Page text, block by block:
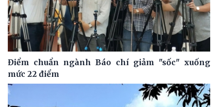
Điểm chuẩn ngành Báo chí giảm "sốc" xuống
mức 22 điểm